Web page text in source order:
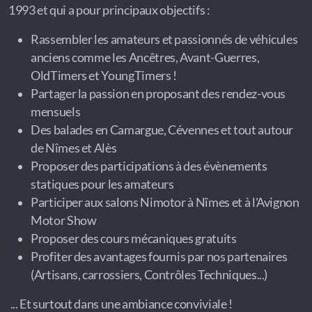
1993 et qui a pour principaux objectifs :
Rassembler les amateurs et passionnés de véhicules
anciens comme les Ancêtres, Avant-Guerres,
OldTimers et YoungTimers !
Partager la passion en proposant des rendez-vous
mensuels
Des balades en Camargue, Cévennes et tout autour
de Nîmes et Alès
Proposer des participations à des évènements
statiques pour les amateurs
Participer aux salons Nimotor à Nîmes et à l'Avignon
Motor Show
Proposer des cours mécaniques gratuits
Profiter des avantages fournis par nos partenaires
(Artisans, carrossiers, Contrôles Techniques...)
... Et surtout dans une ambiance conviviale !